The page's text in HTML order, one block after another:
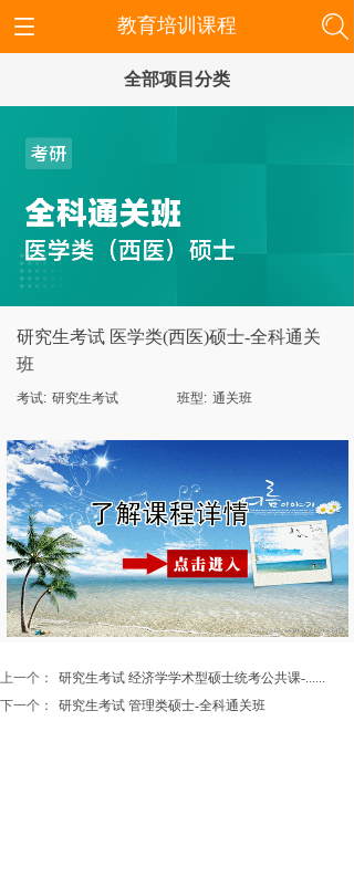
全部项目分类
研究生考试 医学类(西医)硕士-全科通关
班
考试: 研究生考试 班型: 通关班
上一个：
研究生考试 经济学学术型硕士统考公共课-......
下一个：
研究生考试 管理类硕士-全科通关班
教育培训课程